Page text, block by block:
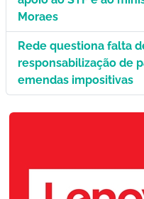
Moraes
Rede questiona falta
responsabilização de
emendas impositivas